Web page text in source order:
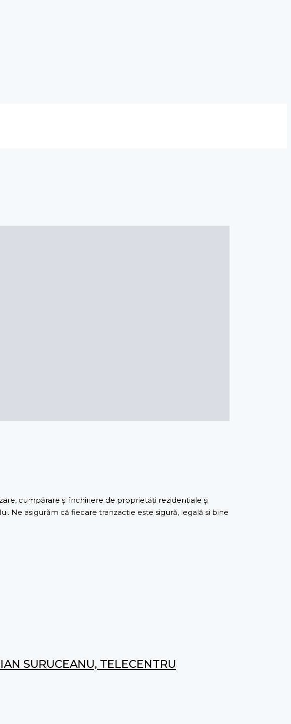
cumpărare și închiriere de proprietăți rezidențiale și
Ne asigurăm că fiecare tranzacție este sigură, legală și bine
SURUCEANU, TELECENTRU